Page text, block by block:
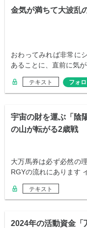
金気が満ちて大波乱
おわってみれば非常に
あることに、直前に気
テキスト フォ
宇宙の財を運ぶ「
の山が転がる2歳戦
大万馬券は必ず必然の
RGYの流れにあります
テキスト
2024年の活動資金「